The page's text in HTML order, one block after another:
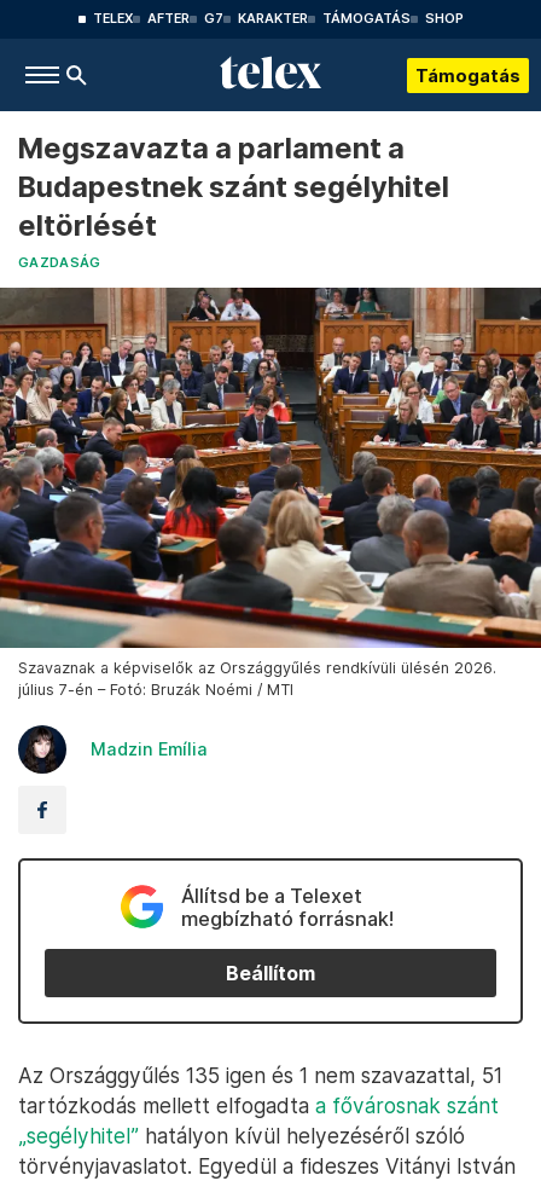
TELEX AFTER G7 KARAKTER TÁMOGATÁS SHOP
Támogatás
Megszavazta a parlament a
Budapestnek szánt segélyhitel
eltörlését
GAZDASÁG
Szavaznak a képviselők az Országgyűlés rendkívüli ülésén 2026.
július 7-én – Fotó: Bruzák Noémi / MTI
Madzin Emília
Állítsd be a Telexet
megbízható forrásnak!
Beállítom
Az Országgyűlés 135 igen és 1 nem szavazattal, 51
tartózkodás mellett elfogadta a fővárosnak szánt
„segélyhitel” hatályon kívül helyezéséről szóló
törvényjavaslatot. Egyedül a fideszes Vitányi István